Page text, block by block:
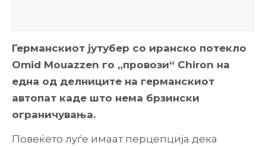
Германскиот јутубер со иранско потекло
Omid Mouazzen го „провози“ Chiron на
една од делниците на германскиот
автопат каде што нема брзински
ограничувања.
Повеќето луѓе имаат перцепција дека